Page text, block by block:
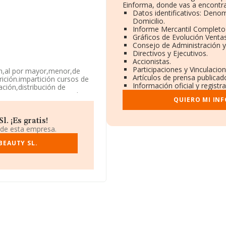
por mayor,menor,de
cursos de
de
aparece inscrita en el
CNAE corresponde a
está situada en
Andalucía.
un promedio de
¡Es gratis!
esta empresa.
SL.
Einforma, donde vas a
Datos identificativos:
Domicilio.
Informe Mercantil Completo
Gráficos de Evolución
Consejo de Administración
Directivos y Ejecutivos.
Accionistas.
Participaciones y
Artículos de prensa
Información oficial y
QUIERO MI